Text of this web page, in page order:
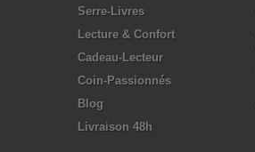
Serre-Livres
Lecture & Confort
Cadeau-Lecteur
Coin-Passionnés
Blog
Livraison 48h